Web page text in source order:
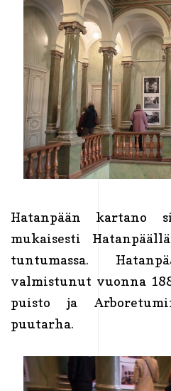
Hatanpään kartano
mukaisesti
tuntumassa.
valmistunut vuonna
puisto ja
puutarha.